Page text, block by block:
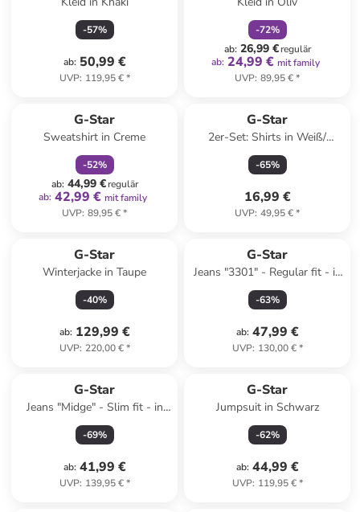
-57%
ab: 50,99 €
UVP: 119,95 €*
-72%
ab: 26,99 €regulär
ab: 24,99 € mit family
UVP: 89,95 €*
G-Star
Sweatshirt in Creme
-52%
ab: 44,99 €regulär
ab: 42,99 € mit family
UVP: 89,95 €*
G-Star
2er-Set: Shirts in Weiß/
Dunkelblau
-65%
16,99 €
UVP: 49,95 €*
G-Star
Winterjacke in Taupe
-40%
ab: 129,99 €
UVP: 220,00 €*
G-Star
Jeans "3301" - Regular fit - in
Dunkelblau
-63%
ab: 47,99 €
UVP: 130,00 €*
G-Star
Jeans "Midge" - Slim fit - in
Weiß
-69%
ab: 41,99 €
UVP: 139,95 €*
G-Star
Jumpsuit in Schwarz
-62%
ab: 44,99 €
UVP: 119,95 €*